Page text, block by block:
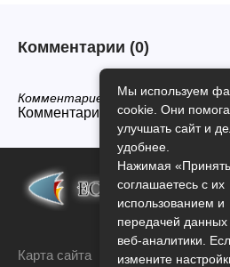
Комментарии (0)
Комментариев нет, будьте
Комментарии закрыты.
Карта сайта
Мы используем
cookie. Они
улучшать сайт и
удобнее.
Нажимая
соглашаетесь с их
использованием и
передачей данных
веб-аналитики.
измените